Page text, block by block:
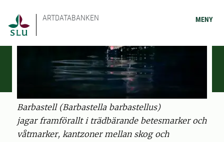
ARTDATABANKEN MENY
Barbastell (Barbastella barbastellus)
jagar framförallt i trädbärande betesmarker och
våtmarker, kantzoner mellan skog och